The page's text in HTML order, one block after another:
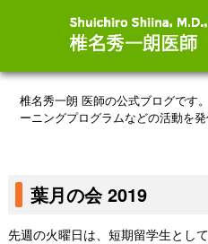
椎名秀一朗 医師の公式ブログです。
ーニングプログラムなどの活動を発
葉月の会 2019
先週の火曜日は、短期留学生とし